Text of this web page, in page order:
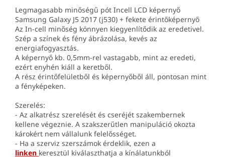
Legmagasabb minőségű pót Incell LCD képernyő
Samsung Galaxy J5 2017 (j530) + fekete érintőképernyő
Az In-cell minőség könnyen kiegyenlítődik az eredetivel.
Szép a színek és fény ábrázolása, kevés az
energiafogyasztás.
A képernyő kb. 0,5mm-rel vastagabb, mint az eredeti,
ezért enyhén kiáll a keretből.
A rész érintőfelületből és képernyőből áll, pontosan mint
a fényképeken.
Szerelés:
- Az alkatrész szerelését és cseréjét szakembernek
kellene végeznie. A szakszerűtlen manipuláció okozta
károkért nem vállalunk felelősséget.
- Ha a szerviz szerszámok érdeklik, ezen a
linken keresztül kiválaszthatja a kínálatunkból